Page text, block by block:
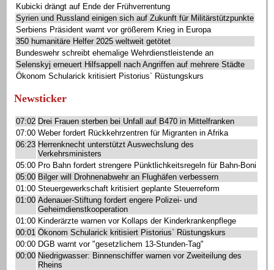
Kubicki drängt auf Ende der Frühverrentung
Syrien und Russland einigen sich auf Zukunft für Militärstützpunkte
Serbiens Präsident warnt vor größerem Krieg in Europa
350 humanitäre Helfer 2025 weltweit getötet
Bundeswehr schreibt ehemalige Wehrdienstleistende an
Selenskyj erneuert Hilfsappell nach Angriffen auf mehrere Städte
Ökonom Schularick kritisiert Pistorius` Rüstungskurs
Newsticker
07:02 Drei Frauen sterben bei Unfall auf B470 in Mittelfranken
07:00 Weber fordert Rückkehrzentren für Migranten in Afrika
06:23 Herrenknecht unterstützt Auswechslung des
Verkehrsministers
05:00 Pro Bahn fordert strengere Pünktlichkeitsregeln für Bahn-Boni
05:00 Bilger will Drohnenabwehr an Flughäfen verbessern
01:00 Steuergewerkschaft kritisiert geplante Steuerreform
01:00 Adenauer-Stiftung fordert engere Polizei- und
Geheimdienstkooperation
01:00 Kinderärzte warnen vor Kollaps der Kinderkrankenpflege
00:01 Ökonom Schularick kritisiert Pistorius` Rüstungskurs
00:00 DGB warnt vor "gesetzlichem 13-Stunden-Tag"
00:00 Niedrigwasser: Binnenschiffer warnen vor Zweiteilung des
Rheins